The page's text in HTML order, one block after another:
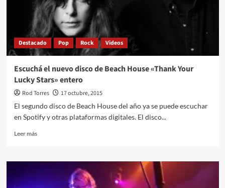
Destacado Pop Rock Videos
Escuchá el nuevo disco de Beach House «Thank Your
Lucky Stars» entero
Rod Torres
17 octubre, 2015
El segundo disco de Beach House del año ya se puede escuchar
en Spotify y otras plataformas digitales. El disco...
Leer másLeer
Escuchá
nuevo